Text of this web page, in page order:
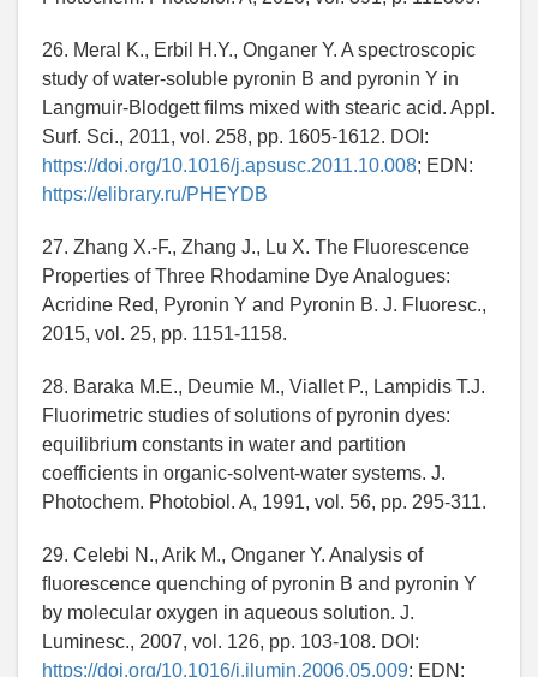
26. Meral K., Erbil H.Y., Onganer Y. A spectroscopic
study of water-soluble pyronin B and pyronin Y in
Langmuir-Blodgett ﬁlms mixed with stearic acid. Appl.
Surf. Sci., 2011, vol. 258, pp. 1605-1612. DOI:
https://doi.org/10.1016/j.apsusc.2011.10.008; EDN:
https://elibrary.ru/PHEYDB
27. Zhang X.-F., Zhang J., Lu X. The Fluorescence
Properties of Three Rhodamine Dye Analogues:
Acridine Red, Pyronin Y and Pyronin B. J. Fluoresc.,
2015, vol. 25, pp. 1151-1158.
28. Baraka M.E., Deumie M., Viallet P., Lampidis T.J.
Fluorimetric studies of solutions of pyronin dyes:
equilibrium constants in water and partition
coefficients in organic-solvent-water systems. J.
Photochem. Photobiol. A, 1991, vol. 56, pp. 295-311.
29. Celebi N., Arik M., Onganer Y. Analysis of
ﬂuorescence quenching of pyronin B and pyronin Y
by molecular oxygen in aqueous solution. J.
Luminesc., 2007, vol. 126, pp. 103-108. DOI:
https://doi.org/10.1016/j.jlumin.2006.05.009; EDN: